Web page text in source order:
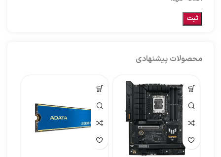
محصولات پیشنهادی